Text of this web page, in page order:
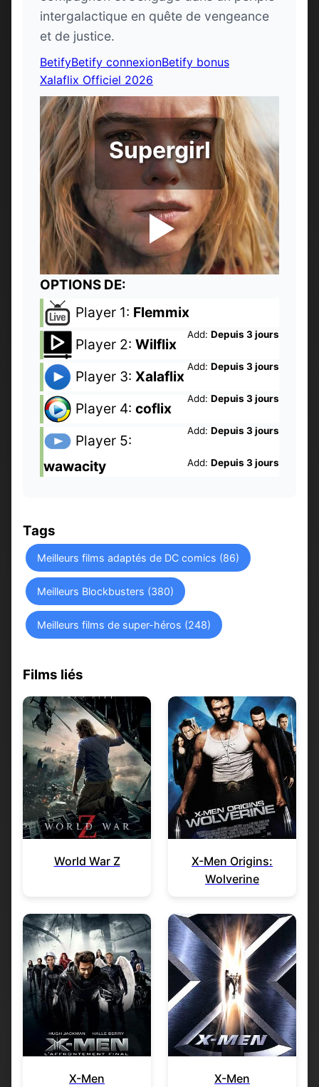
intergalactique en quête de vengeance
et de justice.
BetifyBetify connexionBetify bonus
Xalaflix Officiel 2026
Supergirl
OPTIONS DE:
Player 1: Flemmix
Add: Depuis 3 jours
Player 2: Wilflix
Add: Depuis 3 jours
Player 3: Xalaflix
Add: Depuis 3 jours
Player 4: coflix
Add: Depuis 3 jours
Player 5:
wawacity
Add: Depuis 3 jours
Tags
Meilleurs films adaptés de DC comics (86)
Meilleurs Blockbusters (380)
Meilleurs films de super-héros (248)
Films liés
World War Z
X-Men Origins:
Wolverine
X-Men X-Men